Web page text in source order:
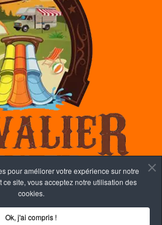
le chevalier.Une réalisation de
pour améliorer votre expérience sur notre
ce site, vous acceptez notre utilisation des
cookies.
Ok, j'ai compris !